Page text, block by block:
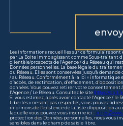
Les informations recueillies sur ce formulaire
par La Boite Immo agissant comme Sous-traitant
clientèle/prospects de l'Agence / du Réseau qui
Données personnelles. La base légale du
du Réseau. Elles sont conservées jusqu'à
/ au Réseau. Conformément à la loi « informatique
d’accès, de rectification, d’effacement,
données. Vous pouvez retirer votre
l’Agence / Le Réseau. Consultez le site https://
Si vous estimez, après avoir contacté l'Agence / le
Libertés » ne sont pas respectés, vous pouvez
informons de l’existence de la liste d'opposition
laquelle vous pouvez vous inscrire ici : https://
protection des Données personnelles, nous vous
sensibles dans le champ de saisie libre.